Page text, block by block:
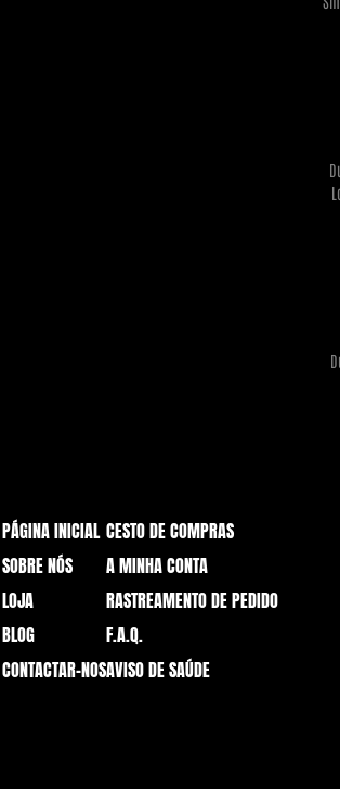
PÁGINA INICIAL
SOBRE NÓS
LOJA
BLOG
CONTACTAR-NOS
CESTO DE COMPRAS
A MINHA CONTA
RASTREAMENTO DE PEDIDO
F.A.Q.
AVISO DE SAÚDE